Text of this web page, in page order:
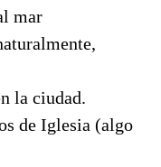
mar
la ciudad.
de Iglesia (algo